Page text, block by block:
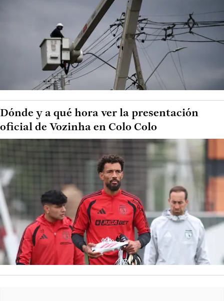
Dónde y a qué hora ver la presentación
oficial de Vozinha en Colo Colo